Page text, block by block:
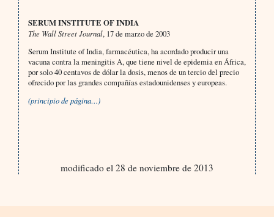
SERUM INSTITUTE OF INDIA
The Wall Street Journal, 17 de marzo de 2003
Serum Institute of India, farmacéutica, ha acordado producir una
vacuna contra la meningitis A, que tiene nivel de epidemia en África,
por solo 40 centavos de dólar la dosis, menos de un tercio del precio
ofrecido por las grandes compañías estadounidenses y europeas.
(principio de página…)
modificado el 28 de noviembre de 2013